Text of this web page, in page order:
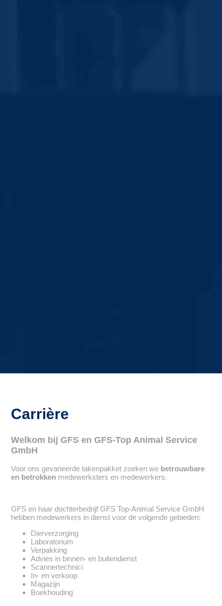
Carrière
Welkom bij GFS en GFS-Top Animal Service
GmbH
Voor ons gevarieerde takenpakket zoeken we betrouwbare
en betrokken medewerksters en medewerkers.
GFS en haar dochterbedrijf GFS Top-Animal Service GmbH
hebben medewerkers in dienst voor de volgende gebieden:
Dierverzorging
Laboratorium
Verpakking
Advies in binnen- en buitendienst
Scannertechnici
In- en verkoop
Magazijn
Boekhouding